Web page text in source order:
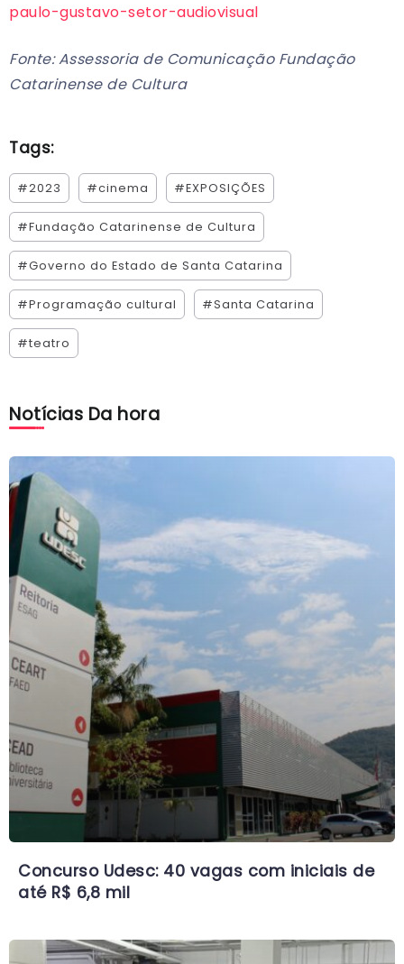
paulo-gustavo-setor-audiovisual
Fonte: Assessoria de Comunicação Fundação
Catarinense de Cultura
Tags:
#2023 #cinema #EXPOSIÇÕES
#Fundação Catarinense de Cultura
#Governo do Estado de Santa Catarina
#Programação cultural #Santa Catarina
#teatro
Notícias Da hora
Concurso Udesc: 40 vagas com iniciais de
até R$ 6,8 mil